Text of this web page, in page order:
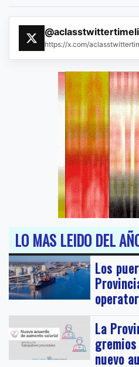
https://x.com/
LO MAS LEIDO DEL
Los
La
nuevo